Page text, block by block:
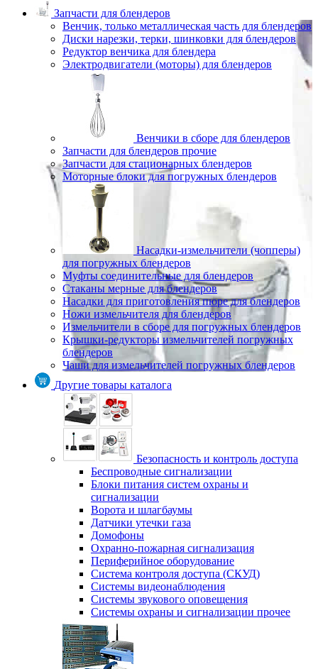
Запчасти для блендеров
Венчик, только металлическая часть для блендеров
Диски нарезки, терки, шинковки для блендеров
Редуктор венчика для блендера
Электродвигатели (моторы) для блендеров
Венчики в сборе для блендеров
Запчасти для блендеров прочие
Запчасти для стационарных блендеров
Моторные блоки для погружных блендеров
Насадки-измельчители (чопперы)
для погружных блендеров
Муфты соединительные для блендеров
Стаканы мерные для блендеров
Насадки для приготовления пюре для блендеров
Ножи измельчителя для блендеров
Измельчители в сборе для погружных блендеров
Крышки-редукторы измельчителей погружных
блендеров
Чаши для измельчителей погружных блендеров
Другие товары каталога
Безопасность и контроль доступа
Беспроводные сигнализации
Блоки питания систем охраны и
сигнализации
Ворота и шлагбаумы
Датчики утечки газа
Домофоны
Охранно-пожарная сигнализация
Периферийное оборудование
Система контроля доступа (СКУД)
Системы видеонаблюдения
Системы звукового оповещения
Системы охраны и сигнализации прочее